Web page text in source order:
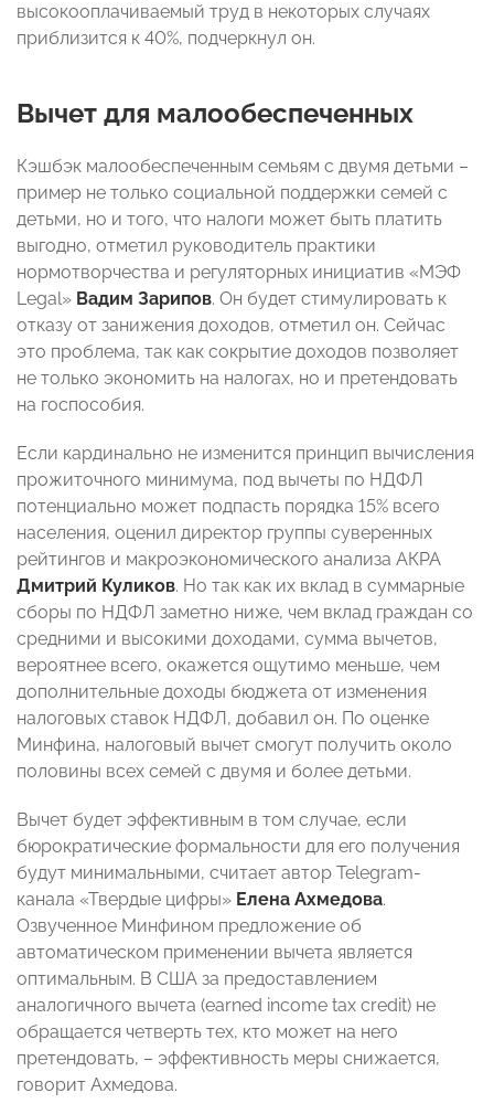
высокооплачиваемый труд в некоторых случаях
приблизится к 40%, подчеркнул он.
Вычет для малообеспеченных
Кэшбэк малообеспеченным семьям с двумя детьми –
пример не только социальной поддержки семей с
детьми, но и того, что налоги может быть платить
выгодно, отметил руководитель практики
нормотворчества и регуляторных инициатив «МЭФ
Legal» Вадим Зарипов. Он будет стимулировать к
отказу от занижения доходов, отметил он. Сейчас
это проблема, так как сокрытие доходов позволяет
не только экономить на налогах, но и претендовать
на госпособия.
Если кардинально не изменится принцип вычисления
прожиточного минимума, под вычеты по НДФЛ
потенциально может подпасть порядка 15% всего
населения, оценил директор группы суверенных
рейтингов и макроэкономического анализа АКРА
Дмитрий Куликов. Но так как их вклад в суммарные
сборы по НДФЛ заметно ниже, чем вклад граждан со
средними и высокими доходами, сумма вычетов,
вероятнее всего, окажется ощутимо меньше, чем
дополнительные доходы бюджета от изменения
налоговых ставок НДФЛ, добавил он. По оценке
Минфина, налоговый вычет смогут получить около
половины всех семей с двумя и более детьми.
Вычет будет эффективным в том случае, если
бюрократические формальности для его получения
будут минимальными, считает автор Telegram-
канала «Твердые цифры» Елена Ахмедова.
Озвученное Минфином предложение об
автоматическом применении вычета является
оптимальным. В США за предоставлением
аналогичного вычета (earned income tax credit) не
обращается четверть тех, кто может на него
претендовать, – эффективность меры снижается,
говорит Ахмедова.